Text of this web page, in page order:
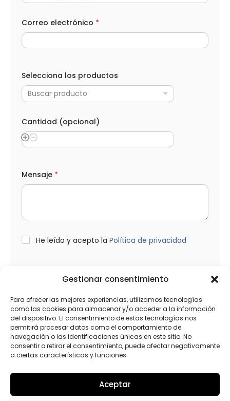
Gestionar consentimiento
Para ofrecer las mejores experiencias, utilizamos tecnologías
como las cookies para almacenar y/o acceder a la información
del dispositivo. El consentimiento de estas tecnologías nos
permitirá procesar datos como el comportamiento de
navegación o las identificaciones únicas en este sitio. No
consentir o retirar el consentimiento, puede afectar negativamente
a ciertas características y funciones.
Aceptar
Correo electrónico *
Selecciona los productos
Buscar producto
Cantidad (opcional)
O
P
e
t
r
*
Mensaje *
L
He leído y acepto la Política de privacidad
Productos relacionados